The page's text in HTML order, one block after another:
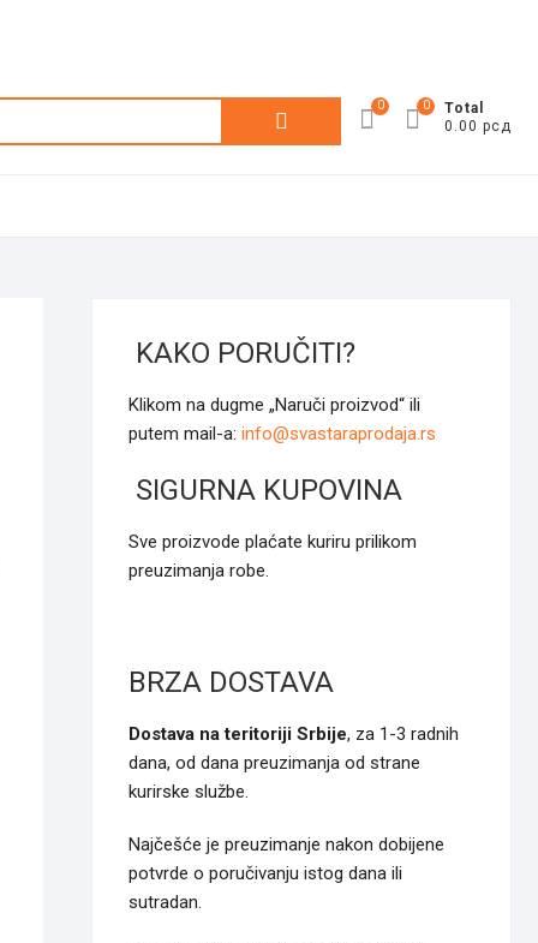
Претрага
0
Total
0.00 рсд
0
KAKO PORUČITI?
Klikom na dugme „Naruči proizvod“ ili
putem mail-a: info@svastaraprodaja.rs
SIGURNA KUPOVINA
Sve proizvode plaćate kuriru prilikom
preuzimanja robe.
BRZA DOSTAVA
Dostava na teritoriji Srbije, za 1-3 radnih
dana, od dana preuzimanja od strane
kurirske službe.
Najčešće je preuzimanje nakon dobijene
potvrde o poručivanju istog dana ili
sutradan.